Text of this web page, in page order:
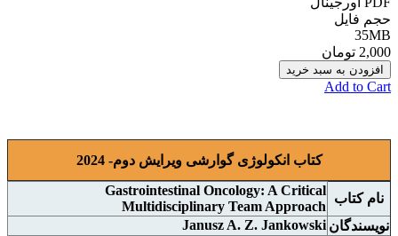
حجم فایل
35MB
2,000 تومان
افزودن به سبد خرید
Add to Cart
کتاب انکولوژی گوارشی ويرايش دوم- 2024
نام کتاب
Gastrointestinal Oncology: A Critical
Multidisciplinary Team Approach
نويسندگان Janusz A. Z. Jankowski